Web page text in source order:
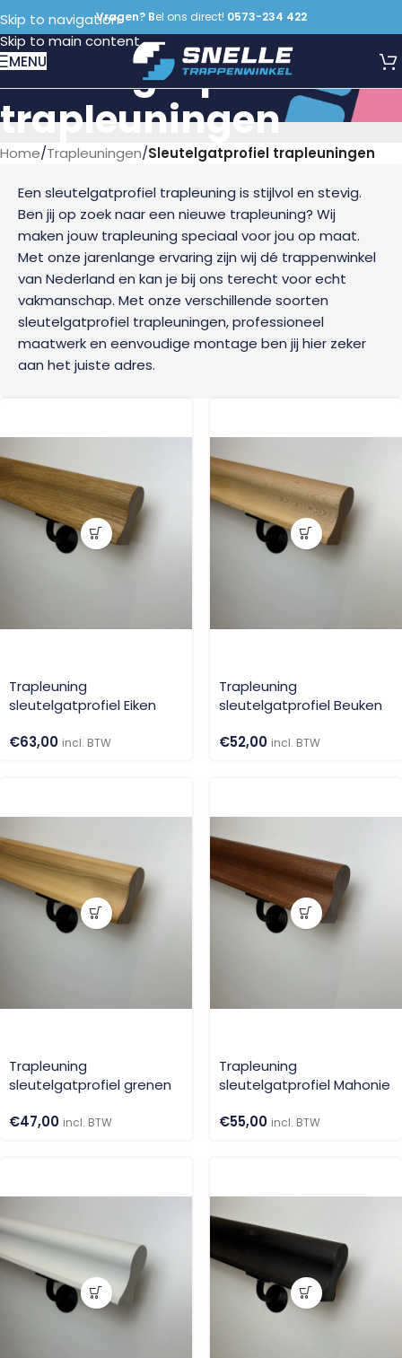
Skip to navigation
Skip to main content
Vragen? Bel ons direct! 0573-234 422
MENU
Sleutelgatprofiel
trapleuningen
Home/Trapleuningen/Sleutelgatprofiel trapleuningen
Een sleutelgatprofiel trapleuning is stijlvol en stevig.
Ben jij op zoek naar een nieuwe trapleuning? Wij
maken jouw trapleuning speciaal voor jou op maat.
Met onze jarenlange ervaring zijn wij dé trappenwinkel
van Nederland en kan je bij ons terecht voor echt
vakmanschap. Met onze verschillende soorten
sleutelgatprofiel trapleuningen, professioneel
maatwerk en eenvoudige montage ben jij hier zeker
aan het juiste adres.
Trapleuning
sleutelgatprofiel Eiken
€63,00 incl. BTW
Trapleuning
sleutelgatprofiel Beuken
€52,00 incl. BTW
Trapleuning
sleutelgatprofiel grenen
€47,00 incl. BTW
Trapleuning
sleutelgatprofiel Mahonie
€55,00 incl. BTW